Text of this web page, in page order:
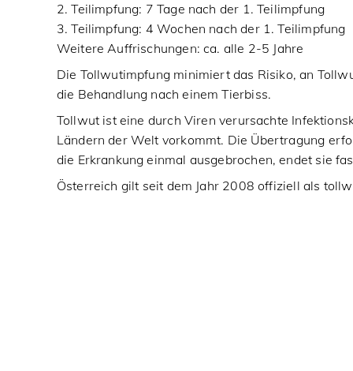
2. Teilimpfung: 7 Tage nach der 1. Teilimpfung
3. Teilimpfung: 4 Wochen nach der 1. Teilimpfung
Weitere Auffrischungen: ca. alle 2-5 Jahre
Die Tollwutimpfung minimiert das Risiko, an
die Behandlung nach einem Tierbiss.
Tollwut ist eine durch Viren verursachte
Ländern der Welt vorkommt. Die Übertragung
die Erkrankung einmal ausgebrochen, endet sie
Österreich gilt seit dem Jahr 2008 offiziell als